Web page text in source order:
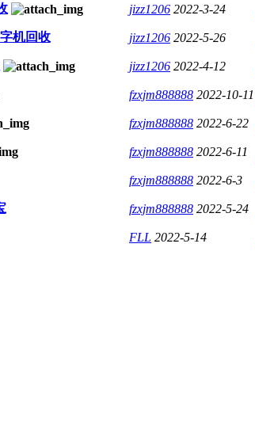
jizz1206 2022-3-24
机回收 jizz1206 2022-5-26
jizz1206 2022-4-12
fzxjm888888 2022-10-11
fzxjm888888 2022-6-22
fzxjm888888 2022-6-11
fzxjm888888 2022-6-3
fzxjm888888 2022-5-24
FLL 2022-5-14